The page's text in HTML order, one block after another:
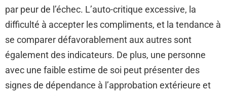
par peur de l’échec. L’auto-critique excessive, la
difficulté à accepter les compliments, et la tendance à
se comparer défavorablement aux autres sont
également des indicateurs. De plus, une personne
avec une faible estime de soi peut présenter des
signes de dépendance à l’approbation extérieure et